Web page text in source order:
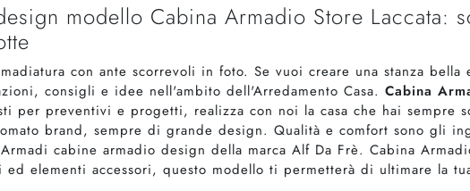
modello Cabina Armadio Store Laccata:
con ante scorrevoli in foto. Se vuoi creare una stanza bella
consigli e idee nell'ambito dell'Arredamento Casa. Cabina
per preventivi e progetti, realizza con noi la casa che hai sempre
brand, sempre di grande design. Qualità e comfort sono gli
cabine armadio design della marca Alf Da Frè. Cabina
elementi accessori, questo modello ti permetterà di ultimare la